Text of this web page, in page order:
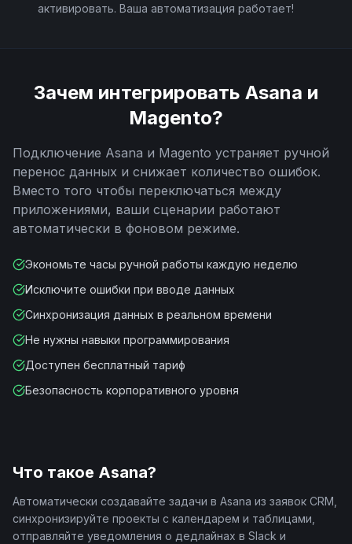
активировать. Ваша автоматизация работает!
Зачем интегрировать Asana и
Magento?
Подключение Asana и Magento устраняет ручной
перенос данных и снижает количество ошибок.
Вместо того чтобы переключаться между
приложениями, ваши сценарии работают
автоматически в фоновом режиме.
Экономьте часы ручной работы каждую неделю
Исключите ошибки при вводе данных
Синхронизация данных в реальном времени
Не нужны навыки программирования
Доступен бесплатный тариф
Безопасность корпоративного уровня
Что такое Asana?
Автоматически создавайте задачи в Asana из заявок CRM,
синхронизируйте проекты с календарем и таблицами,
отправляйте уведомления о дедлайнах в Slack и